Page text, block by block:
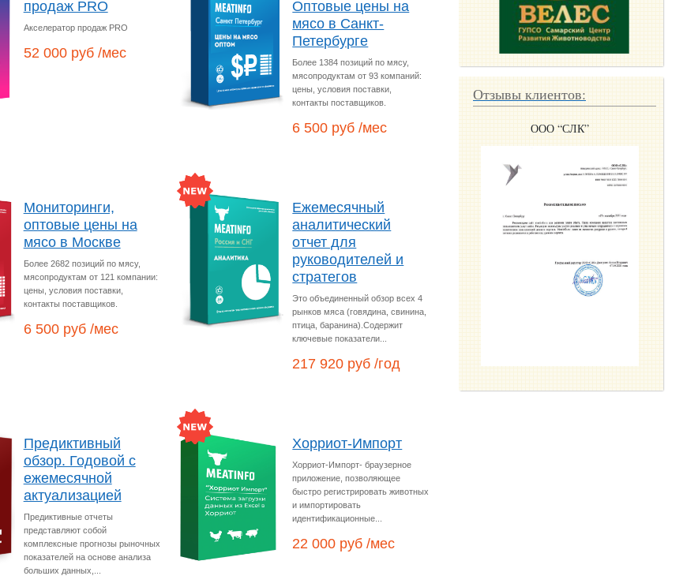
продаж PRO
Акселератор продаж PRO
52 000 руб /мес
Оптовые цены на
мясо в Санкт-
Петербурге
Более 1384 позиций по мясу,
мясопродуктам от 93 компаний:
цены, условия поставки,
контакты поставщиков.
6 500 руб /мес
Мониторинги,
оптовые цены на
мясо в Москве
Более 2682 позиций по мясу,
мясопродуктам от 121 компании:
цены, условия поставки,
контакты поставщиков.
6 500 руб /мес
Ежемесячный
аналитический
отчет для
руководителей и
стратегов
Это объединенный обзор всех 4
рынков мяса (говядина, свинина,
птица, баранина).Содержит
ключевые показатели...
217 920 руб /год
Предиктивный
обзор. Годовой с
ежемесячной
актуализацией
Предиктивные отчеты
представляют собой
комплексные прогнозы рыночных
показателей на основе анализа
больших данных,...
Хорриот-Импорт
Хорриот-Импорт- браузерное
приложение, позволяющее
быстро регистрировать животных
и импортировать
идентификационные...
22 000 руб /мес
Отзывы клиентов:
ООО “Капитал развитие”
ООО Птицеводческий комплекс
ООО МК “Мясной двор “Алтай”
ООО МК “ИндиФуд” ООО “СЛК”
АО “Монолит“
ООО “Эждаил Кастомс энд